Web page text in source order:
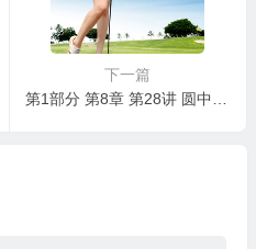
下一篇